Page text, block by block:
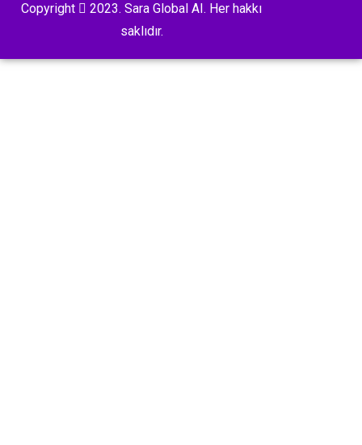
Copyright
2023. Sara Global AI. Her hakkı
saklıdır.